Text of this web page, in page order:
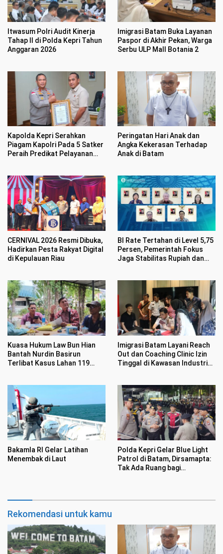
Itwasum Polri Audit Kinerja
Tahap II di Polda Kepri Tahun
Anggaran 2026
Imigrasi Batam Buka Layanan
Paspor di Akhir Pekan, Warga
Serbu ULP Mall Botania 2
Kapolda Kepri Serahkan
Piagam Kapolri Pada 5 Satker
Peraih Predikat Pelayanan
Peringatan Hari Anak dan
Angka Kekerasan Terhadap
Anak di Batam
CERNIVAL 2026 Resmi Dibuka,
Hadirkan Pesta Rakyat Digital
di Kepulauan Riau
BI Rate Tertahan di Level 5,75
Persen, Pemerintah Fokus
Jaga Stabilitas Rupiah dan
Kuasa Hukum Law Bun Hian
Bantah Nurdin Basirun
Terlibat Kasus Lahan 119
Imigrasi Batam Layani Reach
Out dan Coaching Clinic Izin
Tinggal di Kawasan Industri
Bakamla RI Gelar Latihan
Menembak di Laut
Polda Kepri Gelar Blue Light
Patrol di Batam, Dirsamapta:
Tak Ada Ruang bagi
Rekomendasi untuk kamu